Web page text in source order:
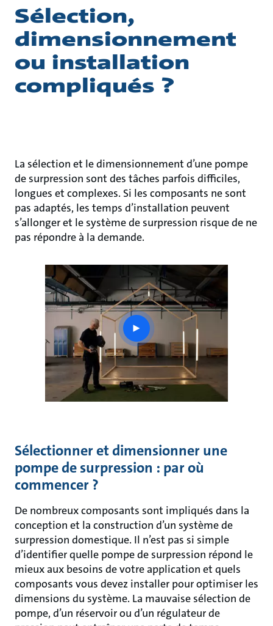
Sélection,
dimensionnement
ou installation
compliqués ?
La sélection et le dimensionnement d’une pompe
de surpression sont des tâches parfois difficiles,
longues et complexes. Si les composants ne sont
pas adaptés, les temps d’installation peuvent
s’allonger et le système de surpression risque de ne
pas répondre à la demande.
play
button
Sélectionner et dimensionner une
pompe de surpression : par où
commencer ?
De nombreux composants sont impliqués dans la
conception et la construction d’un système de
surpression domestique. Il n’est pas si simple
d’identifier quelle pompe de surpression répond le
mieux aux besoins de votre application et quels
composants vous devez installer pour optimiser les
dimensions du système. La mauvaise sélection de
pompe, d’un réservoir ou d’un régulateur de